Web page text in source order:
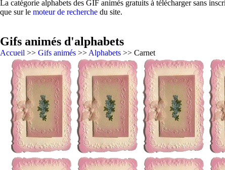
La catégorie alphabets des GIF animés gratuits à télécharger sans
que sur le moteur de recherche du site.
Gifs animés d'alphabets
Accueil >> Gifs animés >> Alphabets >> Carnet